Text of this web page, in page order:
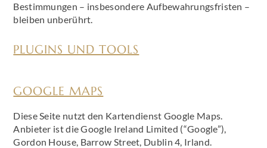
Bestimmungen – insbesondere Aufbewahrungsfristen –
bleiben unberührt.
PLUGINS UND TOOLS
GOOGLE MAPS
Diese Seite nutzt den Kartendienst Google Maps.
Anbieter ist die Google Ireland Limited (“Google”),
Gordon House, Barrow Street, Dublin 4, Irland.